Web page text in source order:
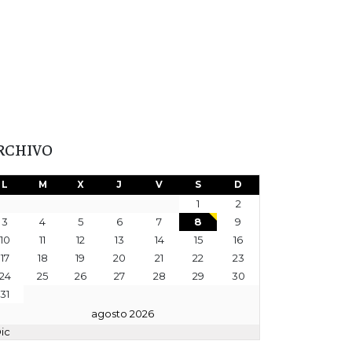
agosto 2026
L M X J V S D
1
2
3
4 5 6 7 8
9
10
11 12 13 14 15
16
17
18 19 20 21 22
23
25 26 27 28 29
30
31